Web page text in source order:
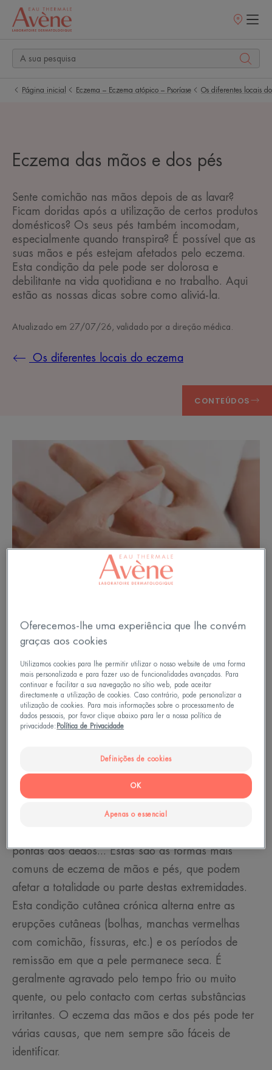
Pontos
Página inicial Eczema – Eczema atópico – Psoríase Os diferentes locais
Eczema das mãos e dos pés
Sente comichão nas mãos depois de as lavar?
Ficam doridas após a utilização de certos produtos
domésticos? Os seus pés também incomodam,
especialmente quando transpira? É possível que as
suas mãos e pés estejam afetados pelo eczema.
Esta condição da pele pode ser dolorosa e
debilitante na vida quotidiana e no trabalho. Aqui
estão as nossas dicas sobre como aliviá-la.
Atualizado em 27/07/26 , validado por a direção médica
Os diferentes locais do eczema
CONTEÚDOS
das mãos e dos pés?
Pele muito seca e espessa na parte de trás da
mão, pequenas bolhas como se estivessem cheias
pontas dos dedos... Estas são as formas mais
comuns de eczema de mãos e pés, que podem
afetar a totalidade ou parte destas extremidades.
Esta condição cutânea crónica alterna entre as
erupções cutâneas (bolhas, manchas vermelhas
com comichão, fissuras, etc.) e os períodos de
remissão em que a pele permanece seca. É
geralmente agravado pelo tempo frio ou muito
quente, ou pelo contacto com certas substâncias
irritantes. O eczema das mãos e dos pés pode ter
várias causas, que nem sempre são fáceis de
identificar.
Oferecemos-lhe uma experiência que lhe convém
graças aos cookies
Utilizamos cookies para lhe permitir utilizar o nosso website de uma forma
mais personalizada e para fazer uso de funcionalidades avançadas. Para
continuar e facilitar a sua navegação no sítio web, pode aceitar
directamente a utilização de cookies. Caso contrário, pode personalizar a
utilização de cookies. Para mais informações sobre o processamento de
dados pessoais, por favor clique abaixo para ler a nossa política de
privacidade: Política de Privacidade
Definições de cookies
Apenas o essencial
OK